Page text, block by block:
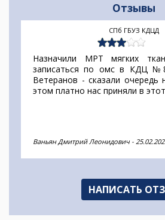
Отзывы
СПб ГБУЗ КДЦД
Назначили МРТ мягких
записаться по омс в КДЦ
Ветеранов - сказали очередь
этом платно нас приняли в
Ваньян Дмитрий Леонидович -
НАПИСАТЬ